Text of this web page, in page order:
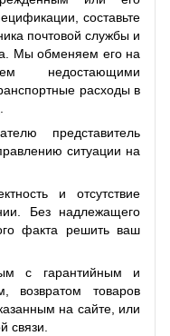
составьте
почтовой службы и
Мы обменяем его на
недостающими
расходы в
представитель
ситуации на
и отсутствие
Без надлежащего
факта решить ваш
с гарантийным и
возвратом товаров
на сайте, или
связи.